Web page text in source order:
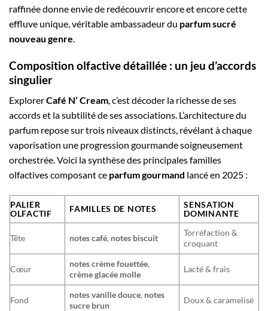
raffinée donne envie de redécouvrir encore et encore cette
effluve unique, véritable ambassadeur du parfum sucré
nouveau genre
Composition olfactive détaillée : un jeu d’accords
singulier
ExplorerCafé N’ Cream, c’est décoder la richesse de ses
accords et la subtilité de ses associations. L’architecture du
parfum repose sur trois niveaux distincts, révélant à chaque
vaporisation une progression gourmande soigneusement
orchestrée. Voici la synthèse des principales familles
olfactives composant ce parfum gourmand lancé en 2025 :
PALIER
OLFACTIF
FAMILLES DE NOTES
SENSATION
DOMINANTE
Tête notes café, notes biscuit
Torréfaction &
croquant
Cœur
notes crème fouettée,
crème glacée molle
Lacté & frais
Fond
notes vanille douce, notes
sucre brun
Doux & caramelisé